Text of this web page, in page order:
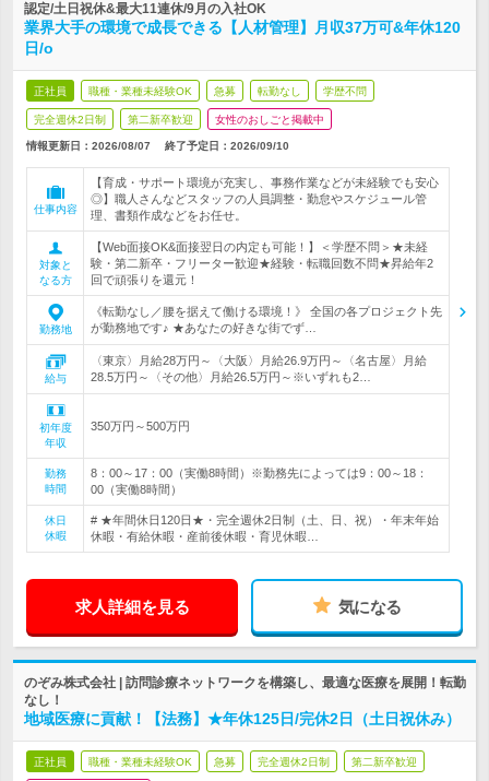
認定/土日祝休&最大11連休/9月の入社OK
業界大手の環境で成長できる【人材管理】月収37万可&年休120
日/o
正社員 職種・業種未経験OK 急募 転勤なし 学歴不問
完全週休2日制 第二新卒歓迎 女性のおしごと掲載中
情報更新日：2026/08/07 終了予定日： 2026/09/10
仕事内容
【育成・サポート環境が充実し、事務作業などが未経験でも安心
◎】職人さんなどスタッフの人員調整・勤怠やスケジュール管
理、書類作成などをお任せ。
対象と
なる方
【Web面接OK&面接翌日の内定も可能！】＜学歴不問＞★未経
験・第二新卒・フリーター歓迎★経験・転職回数不問★昇給年2
回で頑張りを還元！
勤務地
《転勤なし／腰を据えて働ける環境！》 全国の各プロジェクト先
が勤務地です♪ ★あなたの好きな街でず…
給与
〈東京〉月給28万円～〈大阪〉月給26.9万円～〈名古屋〉月給
28.5万円～〈その他〉月給26.5万円～※いずれも2…
初年度
年収
350万円～500万円
勤務
時間
8：00～17：00（実働8時間）※勤務先によっては9：00～18：
00（実働8時間）
休日
休暇
# ★年間休日120日★・完全週休2日制（土、日、祝）・年末年始
休暇・有給休暇・産前後休暇・育児休暇…
求人詳細を見る 気になる
のぞみ株式会社 | 訪問診療ネットワークを構築し、最適な医療を展開！転勤
なし！
地域医療に貢献！【法務】★年休125日/完休2日（土日祝休み）
正社員 職種・業種未経験OK 急募 完全週休2日制 第二新卒歓迎